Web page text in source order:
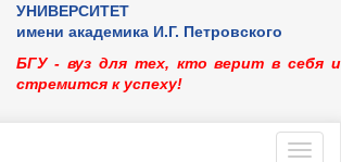
УНИВЕРСИТЕТ
имени академика И.Г. Петровского
БГУ - вуз для тех, кто верит в себя и
стремится к успеху!